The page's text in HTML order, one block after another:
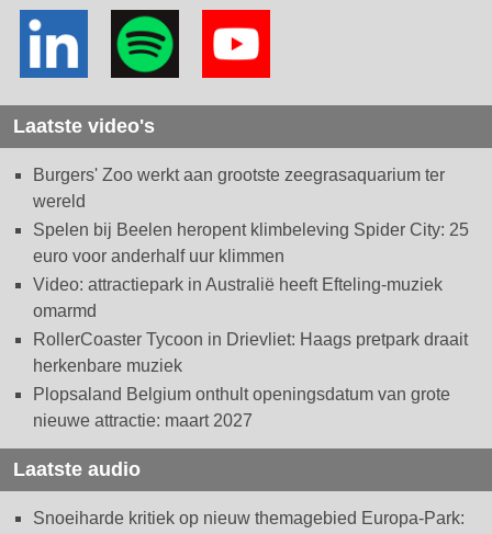
Laatste video's
Burgers' Zoo werkt aan grootste zeegrasaquarium ter
wereld
Spelen bij Beelen heropent klimbeleving Spider City: 25
euro voor anderhalf uur klimmen
Video: attractiepark in Australië heeft Efteling-muziek
omarmd
RollerCoaster Tycoon in Drievliet: Haags pretpark draait
herkenbare muziek
Plopsaland Belgium onthult openingsdatum van grote
nieuwe attractie: maart 2027
Laatste audio
Snoeiharde kritiek op nieuw themagebied Europa-Park: